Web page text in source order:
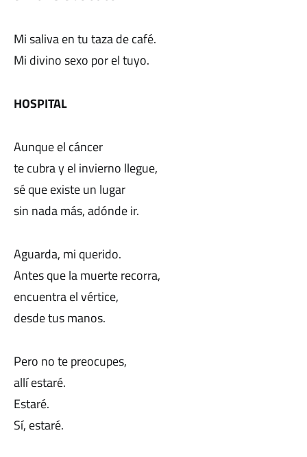
Mi saliva en tu taza de café.
Mi divino sexo por el tuyo.
HOSPITAL
Aunque el cáncer
te cubra y el invierno llegue,
sé que existe un lugar
sin nada más, adónde ir.
Aguarda, mi querido.
Antes que la muerte recorra,
encuentra el vértice,
desde tus manos.
Pero no te preocupes,
allí estaré.
Estaré.
Sí, estaré.